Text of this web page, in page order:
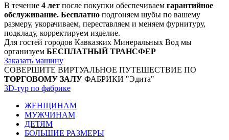
В течение 4 лет после покупки обеспечиваем гарантийное
обслуживание. Бесплатно подгоняем шубы по вашему
размеру, укорачиваем, переставляем и меняем фурнитуру,
подкладу, корректируем изделие.
Для гостей городов Кавказких Минеральных Вод мы
организуем БЕСПЛАТНЫЙ ТРАНСФЕР
Заказать машину
СОВЕРШИТЕ ВИРТУАЛЬНОЕ ПУТЕШЕСТВИЕ ПО
ТОРГОВОМУ ЗАЛУ ФАБРИКИ "Эдита"
3D-тур по фабрике
ЖЕНЩИНАМ
МУЖЧИНАМ
ДЕТЯМ
БОЛЬШИЕ РАЗМЕРЫ